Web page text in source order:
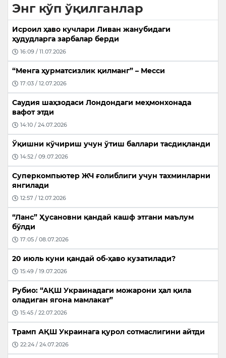
Энг кўп ўқилганлар
Исроил ҳаво кучлари Ливан жанубидаги
ҳудудларга зарбалар берди
16:09 / 11.07.2026
“Менга ҳурматсизлик қилманг” – Месси
17:03 / 12.07.2026
Саудия шаҳзодаси Лондондаги меҳмонхонада
вафот этди
14:10 / 24.07.2026
Ўқишни кўчириш учун ўтиш баллари тасдиқланди
14:52 / 09.07.2026
Суперкомпьютер ЖЧ ғолиблиги учун тахминларни
янгилади
12:57 / 12.07.2026
“Ланс” Ҳусановни қандай кашф этгани маълум
бўлди
17:05 / 08.07.2026
20 июль куни қандай об-ҳаво кузатилади?
15:49 / 19.07.2026
Рубио: “АҚШ Украинадаги можарони ҳал қила
оладиган ягона мамлакат”
15:45 / 22.07.2026
Трамп АҚШ Украинага қурол сотмаслигини айтди
22:24 / 24.07.2026